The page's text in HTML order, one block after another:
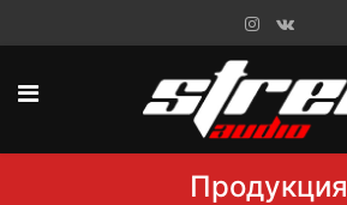
Продукция